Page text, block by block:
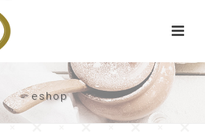
eshop